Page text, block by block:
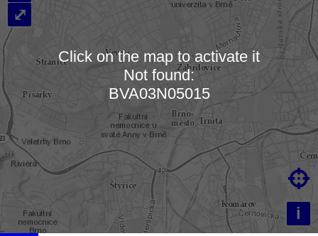
Loading map…
i

⤢
Click on the map to activate it
Not found:
BVA03N05015